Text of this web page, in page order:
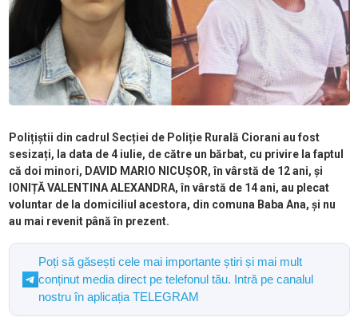
Polițiștii din cadrul Secției de Poliție Rurală Ciorani au fost
sesizați, la data de 4 iulie, de către un bărbat, cu privire la faptul
că doi minori, DAVID MARIO NICUȘOR, în vârstă de 12 ani, și
IONIȚĂ VALENTINA ALEXANDRA, în vârstă de 14 ani, au plecat
voluntar de la domiciliul acestora, din comuna Baba Ana, și nu
au mai revenit până în prezent.
Poți să găsești cele mai importante știri și mai mult
conținut media direct pe telefonul tău. Intră pe canalul
nostru în aplicația TELEGRAM